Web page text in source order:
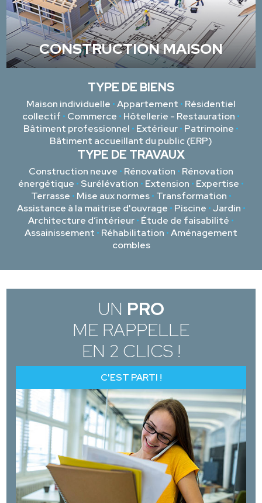
CONSTRUCTION MAISON
TYPE DE BIENS
Maison individuelle •Appartement • Résidentiel
collectif • Commerce • Hôtellerie - Restauration •
Bâtiment professionnel • Extérieur• Patrimoine •
Bâtiment accueillant du public (ERP)
TYPE DE TRAVAUX
Construction neuve • Rénovation • Rénovation
énergétique • Surélévation • Extension • Expertise •
Terrasse • Mise aux normes • Transformation •
Assistance à la maitrise d'ouvrage • Piscine •Jardin •
Architecture d’intérieur• Étude de faisabilité •
Assainissement • Réhabilitation •Aménagement
combles
UN PRO
ME RAPPELLE
EN 2 CLICS !
C'EST PARTI !